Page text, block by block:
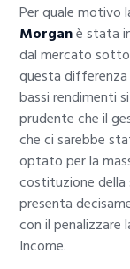
Per quale motivo
Morganè stata
dal mercato
questa
bassi rendimenti
prudente che il
che ci sarebbe
optato per la
costituzione della
presenta
con il penalizzare
Income.